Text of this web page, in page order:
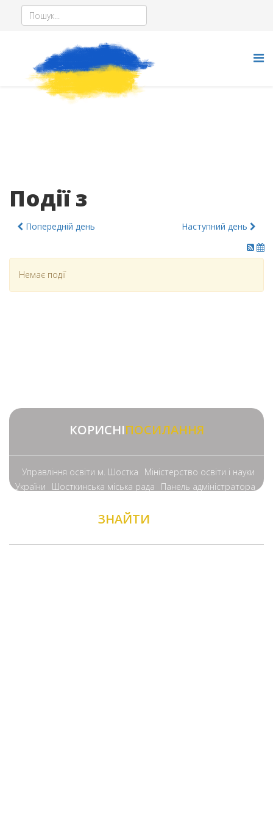
Події з
Попередній день Наступний день
Немає події
КОРИСНІПОСИЛАННЯ
Управління освіти м. Шостка
Міністерство освіти і науки
України
Шосткинська міська рада Панель адміністратора
ЗНАЙТИ